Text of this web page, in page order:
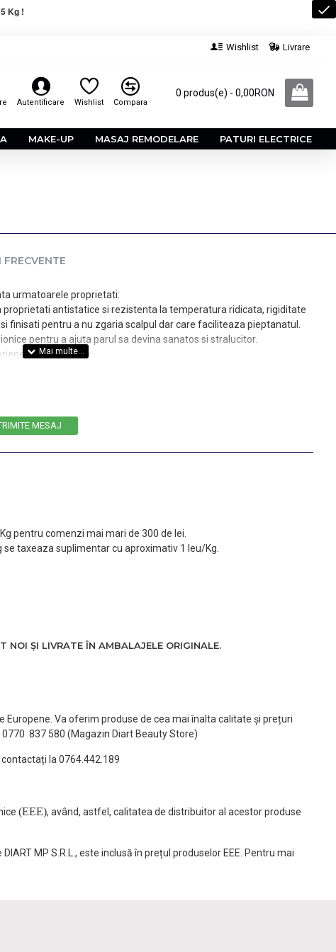
Kg !
Wishlist Livrare
Autentificare Wishlist Compara
0 produs(e) - 0,00RON
MAKE-UP MASAJ REMODELARE PATURI ELECTRICE
FRECVENTE
urmatoarele proprietati:
proprietati antistatice si rezistenta la temperatura ridicata, rigiditate
finisati pentru a nu zgaria scalpul dar care faciliteaza pieptanatul.
pentru a ajuta parul sa devina sanatos si stralucitor.
si anti-fungice.
MESAJ
pentru comenzi mai mari de 300 de lei.
taxeaza suplimentar cu aproximativ 1 leu/Kg.
NOI ȘI LIVRATE ÎN AMBALAJELE ORIGINALE.
Va oferim produse de cea mai înalta calitate și prețuri
837 580 (Magazin Diart Beauty Store)
la 0764.442.189
(EEE), având, astfel, calitatea de distribuitor al acestor produse
MP S.R.L., este inclusă în prețul produselor EEE. Pentru mai